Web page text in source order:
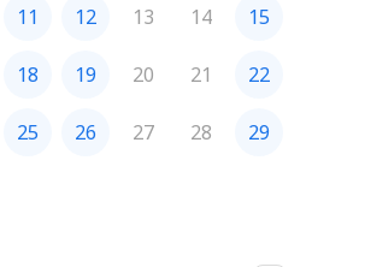
11 12 13 14 15
18 19 20 21 22
25 26 27 28 29